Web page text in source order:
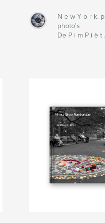
N e w Y o r k.
photo's
De P i m P i ë t .